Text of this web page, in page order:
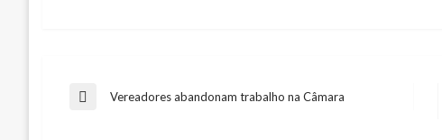
Navegação
Previous
Vereadores abandonam trabalho na Câmara